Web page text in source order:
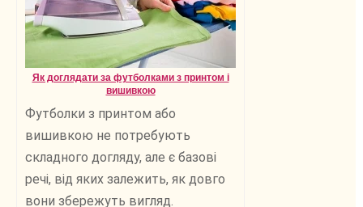
Як доглядати за футболками з принтом і
вишивкою
Футболки з принтом або
вишивкою не потребують
складного догляду, але є базові
речі, від яких залежить, як довго
вони збережуть вигляд.